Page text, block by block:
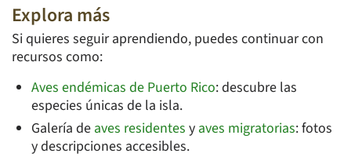
Explora más
Si quieres seguir aprendiendo, puedes continuar con
recursos como:
Aves endémicas de Puerto Rico: descubre las
especies únicas de la isla.
Galería de aves residentes y aves migratorias: fotos
y descripciones accesibles.